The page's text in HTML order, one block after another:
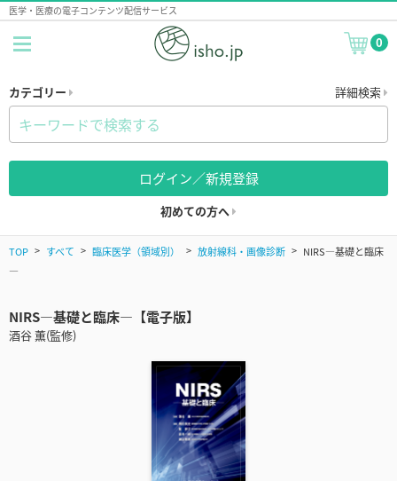
医学・医療の電子コンテンツ配信サービス
0
カテゴリー 詳細検索
ログイン／新規登録
初めての方へ
TOP すべて 臨床医学（領域別） 放射線科・画像診断
NIRS―基礎と臨床
―
NIRS―基礎と臨床―【電子版】
酒谷 薫(監修)